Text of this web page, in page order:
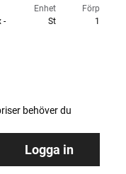
-
Enhet
St
Förp
1
behöver du
Logga in